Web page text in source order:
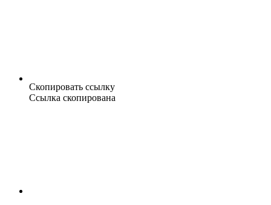
Скопировать ссылку
Ссылка скопирована